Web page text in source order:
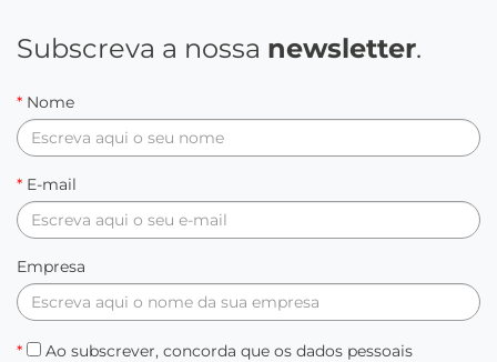
Subscreva a nossa newsletter.
* Nome
* E-mail
Empresa
*
Ao subscrever, concorda que os dados pessoais